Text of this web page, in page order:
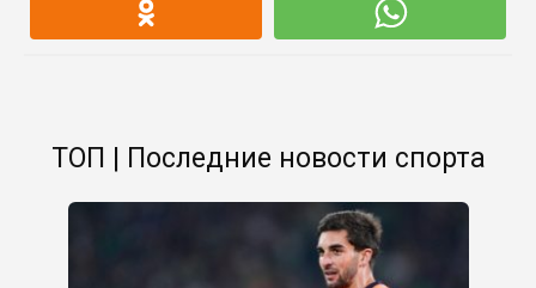
ТОП | Последние новости спорта